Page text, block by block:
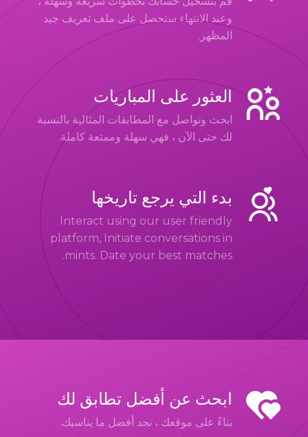
وعند الانتهاء ستحصل على ملف تعريف جيد
المظهر.
العثور على المباريات
ابحث وتواصل مع المطابقات المثالية بالنسبة
لك حتى الآن ، فهي سهلة وممتعة كاملة.
بدء التي يرجع تاريخها
Interact using our user friendly
platform, Initiate conversations in
mints. Date your best matches.
ابحث عن أفضل تطابق لك
بناءً على موقعك ، نجد أفضل ما يناسبك.